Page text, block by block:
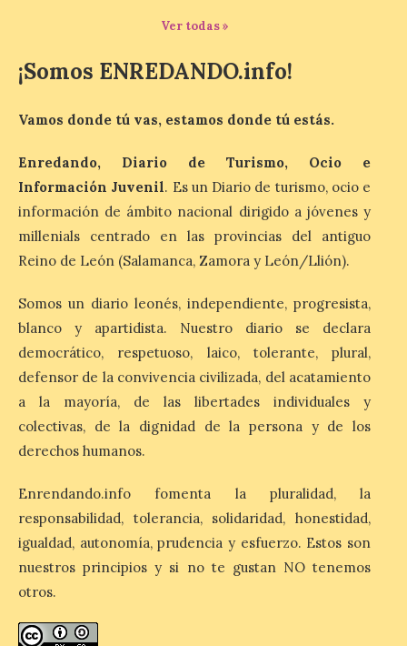
Vuelta discurrirá junto a 17 […]
total del 12 de agosto.
Dónde alojarse y a qué
7 Ago 2026
León es la provincia más
económica (116€/noche),
pero también una de las
de alojamientos libres.
Zamora, Palencia y Álava son las
provincias con menos margen: apenas un
1% de los alojamientos siguen libres para
esas […]
El eclipse genera un boom
de reservas hoteleras y
según SiteMinder
7 Ago 2026
Asturias lidera el impacto
Ver todas »
¡Somos ENREDANDO.info!
Vamos donde tú vas, estamos donde tú estás.
Enredando, Diario de Turismo, Ocio e
Información Juvenil. Es un Diario de turismo, ocio e
información de ámbito nacional dirigido a jóvenes y
millenials centrado en las provincias del antiguo
Reino de León (Salamanca, Zamora y León/Llión).
Somos un diario leonés, independiente, progresista,
blanco y apartidista. Nuestro diario se declara
democrático, respetuoso, laico, tolerante, plural,
defensor de la convivencia civilizada, del acatamiento
a la mayoría, de las libertades individuales y
colectivas, de la dignidad de la persona y de los
derechos humanos.
Enrendando.info fomenta la pluralidad, la
responsabilidad, tolerancia, solidaridad, honestidad,
igualdad, autonomía, prudencia y esfuerzo. Estos son
nuestros principios y si no te gustan NO tenemos
otros.